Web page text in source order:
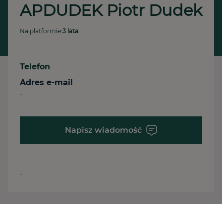
APDUDEK Piotr Dudek
Na platformie:3 lata
Telefon
Adres e-mail
-
Napisz wiadomość
-